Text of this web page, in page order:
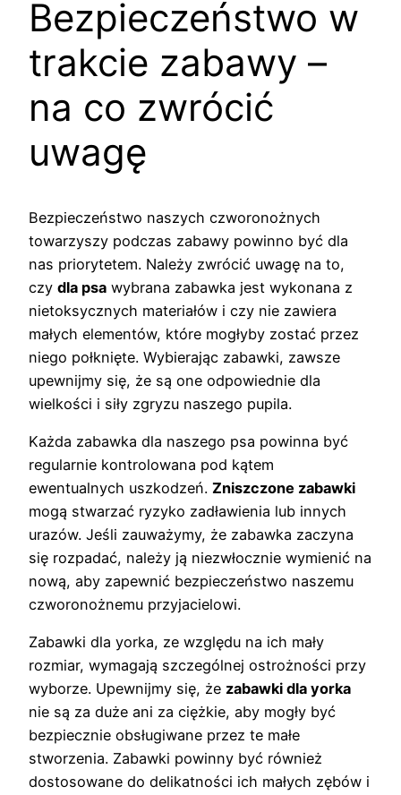
Bezpieczeństwo w
trakcie zabawy –
na co zwrócić
uwagę
Bezpieczeństwo naszych czworonożnych
towarzyszy podczas zabawy powinno być dla
nas priorytetem. Należy zwrócić uwagę na to,
czy dla psa wybrana zabawka jest wykonana z
nietoksycznych materiałów i czy nie zawiera
małych elementów, które mogłyby zostać przez
niego połknięte. Wybierając zabawki, zawsze
upewnijmy się, że są one odpowiednie dla
wielkości i siły zgryzu naszego pupila.
Każda zabawka dla naszego psa powinna być
regularnie kontrolowana pod kątem
ewentualnych uszkodzeń. Zniszczone zabawki
mogą stwarzać ryzyko zadławienia lub innych
urazów. Jeśli zauważymy, że zabawka zaczyna
się rozpadać, należy ją niezwłocznie wymienić na
nową, aby zapewnić bezpieczeństwo naszemu
czworonożnemu przyjacielowi.
Zabawki dla yorka, ze względu na ich mały
rozmiar, wymagają szczególnej ostrożności przy
wyborze. Upewnijmy się, że zabawki dla yorka
nie są za duże ani za ciężkie, aby mogły być
bezpiecznie obsługiwane przez te małe
stworzenia. Zabawki powinny być również
dostosowane do delikatności ich małych zębów i